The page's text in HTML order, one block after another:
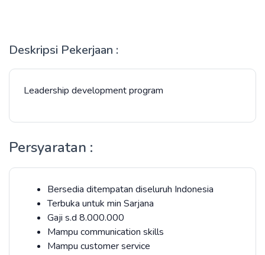
Deskripsi Pekerjaan :
Leadership development program
Persyaratan :
Bersedia ditempatan diseluruh Indonesia
Terbuka untuk min Sarjana
Gaji s.d 8.000.000
Mampu communication skills
Mampu customer service